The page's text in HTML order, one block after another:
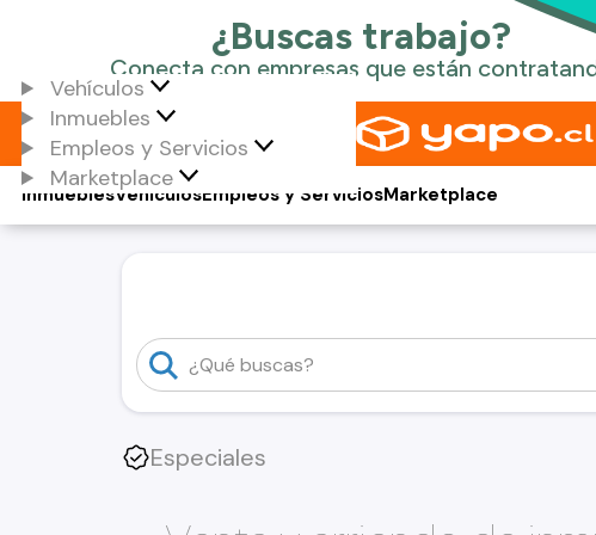
Vehículos
Inmuebles
Empleos y Servicios
Marketplace
Vehículos
Inmuebles Empleos y ServiciosMarketplace
Especiales